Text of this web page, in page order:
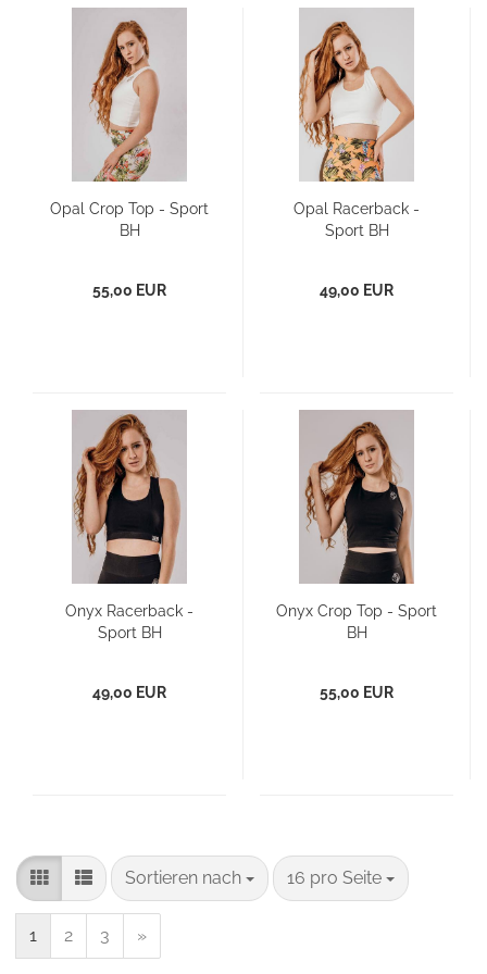
Opal Crop Top - Sport
BH
55,00 EUR
Opal Racerback -
Sport BH
49,00 EUR
Onyx Racerback -
Sport BH
49,00 EUR
Onyx Crop Top - Sport
BH
55,00 EUR
Sortieren nach
Sortieren nach 16 pro Seite
pro Seite
1 2 3 »